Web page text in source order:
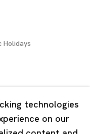
Holidays
technologies
on our